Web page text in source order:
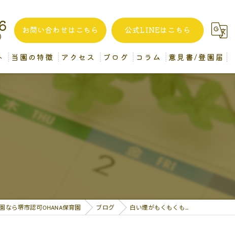
お問い合わせはこちら 公式LINEはこちら
当園の特徴
一時預かり
アクセス
堺市認可OHANA保育園
企業主導型OHANA保育園 (分園)
ブログ コラム 意見書/登園届
なら堺市認可OHANA保育園 ブログ 白い煙がもくもくも…